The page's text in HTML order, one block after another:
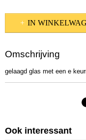
IN
Omschrijving
gelaagd glas met een e
Ook interessant